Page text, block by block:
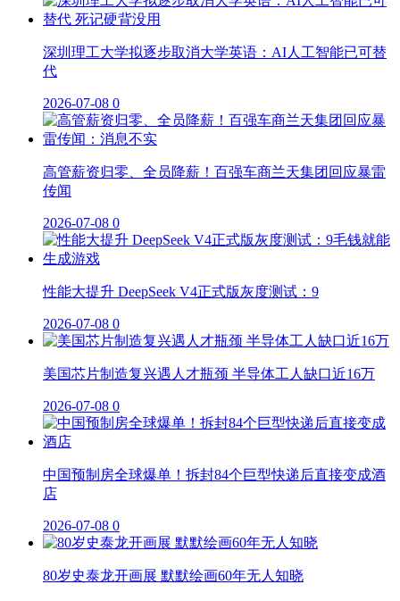
深圳理工大学拟逐步取消大学英语：AI人工智能已可替
代
2026-07-08 0
高管薪资归零、全员降薪！百强车商兰天集团回应暴雷
传闻
2026-07-08 0
性能大提升 DeepSeek V4正式版灰度测试：9
2026-07-08 0
美国芯片制造复兴遇人才瓶颈 半导体工人缺口近16万
2026-07-08 0
中国预制房全球爆单！拆封84个巨型快递后直接变成酒
店
2026-07-08 0
80岁史泰龙开画展 默默绘画60年无人知晓